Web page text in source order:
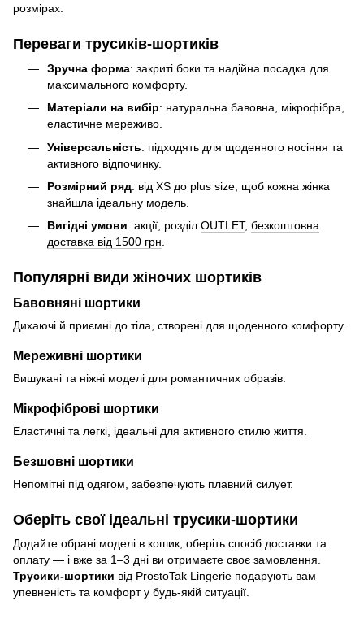
розмірах.
Переваги трусиків-шортиків
Зручна форма: закриті боки та надійна посадка для
максимального комфорту.
Матеріали на вибір: натуральна бавовна, мікрофібра,
еластичне мереживо.
Універсальність: підходять для щоденного носіння та
активного відпочинку.
Розмірний ряд: від XS до plus size, щоб кожна жінка
знайшла ідеальну модель.
Вигідні умови: акції, розділ OUTLET, безкоштовна
доставка від 1500 грн.
Популярні види жіночих шортиків
Бавовняні шортики
Дихаючі й приємні до тіла, створені для щоденного комфорту.
Мереживні шортики
Вишукані та ніжні моделі для романтичних образів.
Мікрофіброві шортики
Еластичні та легкі, ідеальні для активного стилю життя.
Безшовні шортики
Непомітні під одягом, забезпечують плавний силует.
Оберіть свої ідеальні трусики-шортики
Додайте обрані моделі в кошик, оберіть спосіб доставки та
оплату — і вже за 1–3 дні ви отримаєте своє замовлення.
Трусики-шортики від ProstoTak Lingerie подарують вам
упевненість та комфорт у будь-якій ситуації.